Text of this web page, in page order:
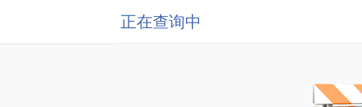
正在查询中